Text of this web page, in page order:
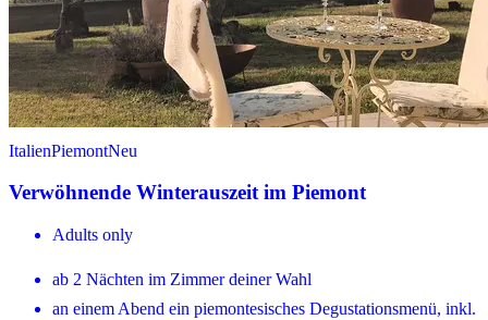
ItalienPiemontNeu
Verwöhnende Winterauszeit im Piemont
Adults only
ab 2 Nächten im Zimmer deiner Wahl
an einem Abend ein piemontesisches Degustationsmenü, inkl.